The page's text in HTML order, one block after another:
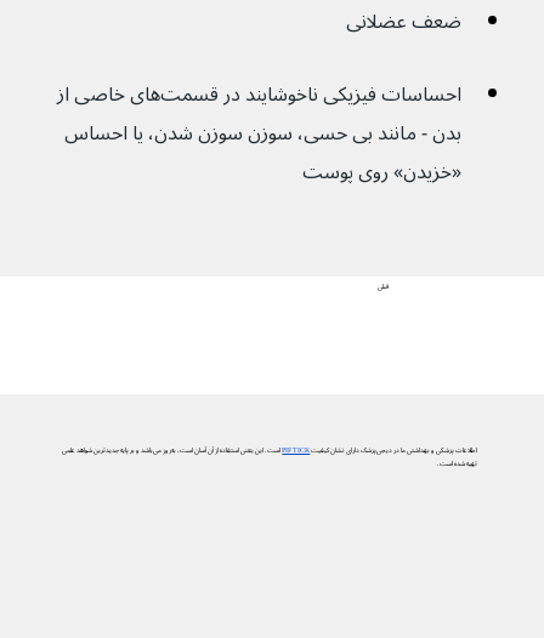
ضعف عضلانی
احساسات فیزیکی ناخوشایند در قسمت‌های خاصی از
بدن - مانند بی حسی، سوزن سوزن شدن، یا احساس
«خزیدن» روی پوست
قبلی
اطلاعات پزشکی و بهداشتی ما در دیجی‌پزشک دارای نشان کیفیتPIF TICKاست. این یعنی استفاده از آن آسان است، به‌روز می‌باشد و بر پایه جدیدترین شواهد علمی
تهیه شده است.